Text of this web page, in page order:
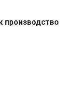
производство